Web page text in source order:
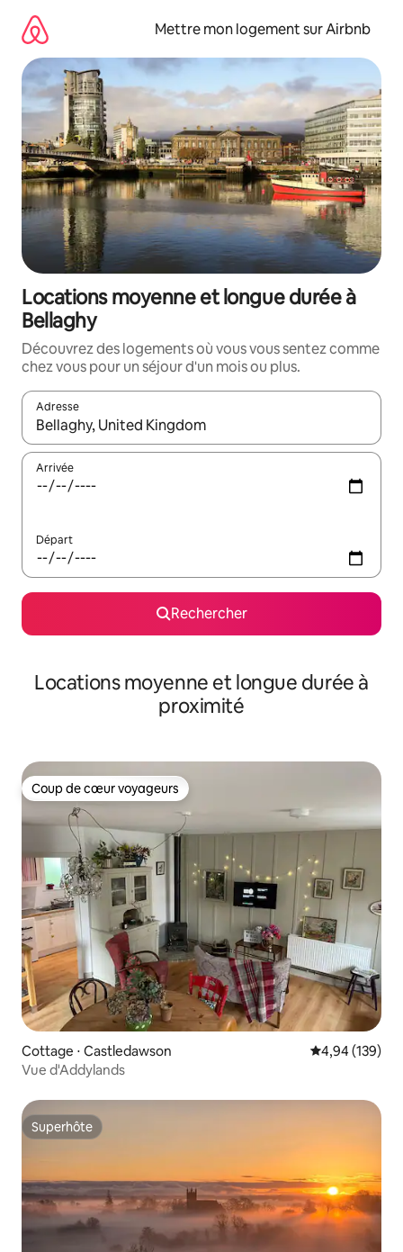
directement
contenu
Mettre mon logement sur Airbnb
Locations moyenne et longue durée à
Bellaghy
Découvrez des logements où vous vous sentez comme
chez vous pour un séjour d'un mois ou plus.
Adresse
Lorsque les résultats s'affichent, utilisez les flèches vers le
Arrivée
Départ
Rechercher
Locations moyenne et longue durée à
proximité
Coup de cœur voyageurs
Coup de cœur voyageurs
Cottage ⋅ Castledawson Évaluation
4,94 (139)
Vue d'Addylands
Superhôte
Superhôte